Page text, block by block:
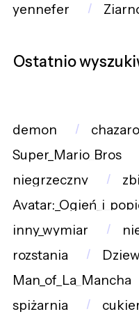
yennefer
Ostatnio
demon
Super_Mario_Bros
niegrzeczny
inny_wymiar
rozstania
Man_of_La_Mancha
spiżarnia